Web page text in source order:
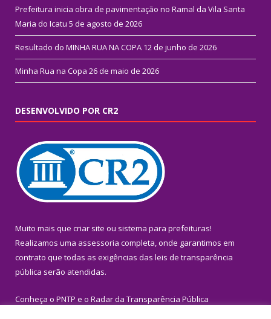
Prefeitura inicia obra de pavimentação no Ramal da Vila Santa
Maria do Icatu 5 de agosto de 2026
Resultado do MINHA RUA NA COPA 12 de junho de 2026
Minha Rua na Copa 26 de maio de 2026
DESENVOLVIDO POR CR2
Muito mais que criar site ou sistema para prefeituras!
Realizamos uma assessoria completa, onde garantimos em
contrato que todas as exigências das leis de transparência
pública serão atendidas.
Conheça o PNTP e o Radar da Transparência Pública